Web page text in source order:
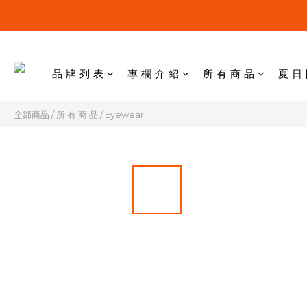
品 牌 列 表 專 欄 介 紹 所 有 商 品 夏 日
全部商品 /所 有 商 品 /Eyewear